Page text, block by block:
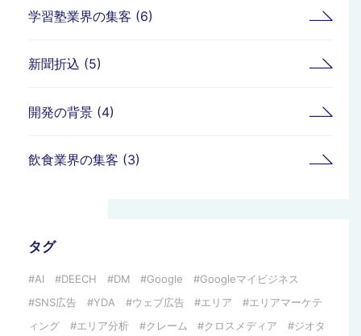
学習塾業界の集客 (6)
新聞折込 (5)
開発の背景 (4)
飲食業界の集客 (3)
タグ
AI DEECH DM Google
Googleマイビジネス
SNS広告
YDA ウェブ広告 エリア
エリアマーケテ
ィング
エリア分析 クレーム クロスメディア
ジオタ